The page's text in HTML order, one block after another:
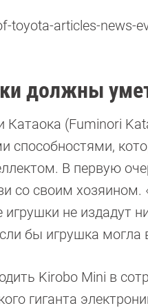
должны
(Fuminori
способностями,
В первую
со своим хозяином.
игрушки не издадут
бы игрушка могла
Kirobo Mini в
гиганта